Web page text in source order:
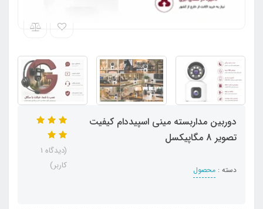
دوربین مداربسته مینی اسپیددام کیفیت
تصویر 8 مگاپیکسل
دسته : محصول
(دیدگاه 1
کاربر)